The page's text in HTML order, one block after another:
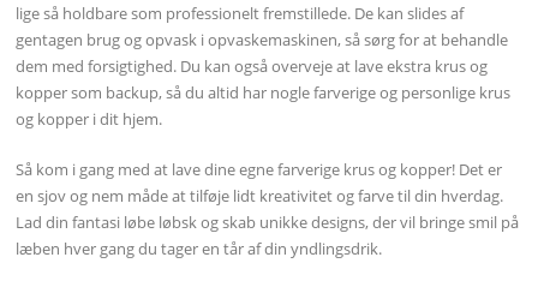
lige så holdbare som professionelt fremstillede. De kan slides af
gentagen brug og opvask i opvaskemaskinen, så sørg for at behandle
dem med forsigtighed. Du kan også overveje at lave ekstra krus og
kopper som backup, så du altid har nogle farverige og personlige krus
og kopper i dit hjem.
Så kom i gang med at lave dine egne farverige krus og kopper! Det er
en sjov og nem måde at tilføje lidt kreativitet og farve til din hverdag.
Lad din fantasi løbe løbsk og skab unikke designs, der vil bringe smil på
læben hver gang du tager en tår af din yndlingsdrik.